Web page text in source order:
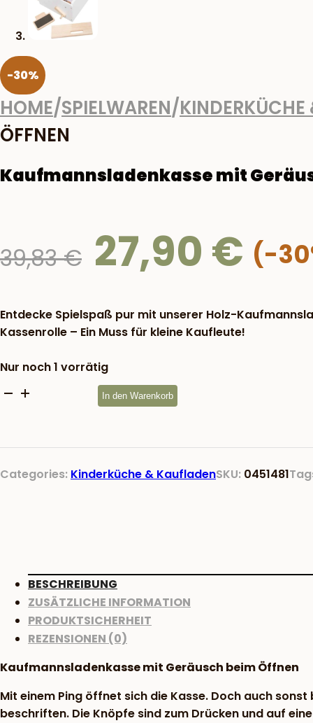
-30%
HOME/SPIELWAREN/
ÖFFNEN
Kaufmannsladenkasse mit
39,83€ Ursprünglicher
Preis
39,83 €
27,90 €
Entdecke Spielspaß pur mit unserer Holz-
Kassenrolle – Ein Muss für kleine Kaufleute!
Nur noch 1 vorrätig
Kaufmannsladenkasse
beim
Menge
In den Warenkorb
Categories: Kinderküche & KaufladenSKU: 0451481
BESCHREIBUNG
ZUSÄTZLICHE INFORMATION
PRODUKTSICHERHEIT
REZENSIONEN (0)
Kaufmannsladenkasse mit Geräusch beim Öffnen
Mit einem Ping öffnet sich die Kasse. Doch auch
beschriften. Die Knöpfe sind zum Drücken und auf